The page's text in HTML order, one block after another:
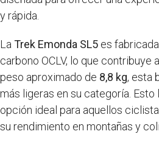
y rápida.
La Trek Emonda SL5 es
carbono OCLV, lo que contribuye
peso aproximado de 8,8 kg, esta
más ligeras en su categoría. Esto
opción ideal para aquellos
su rendimiento en montañas y